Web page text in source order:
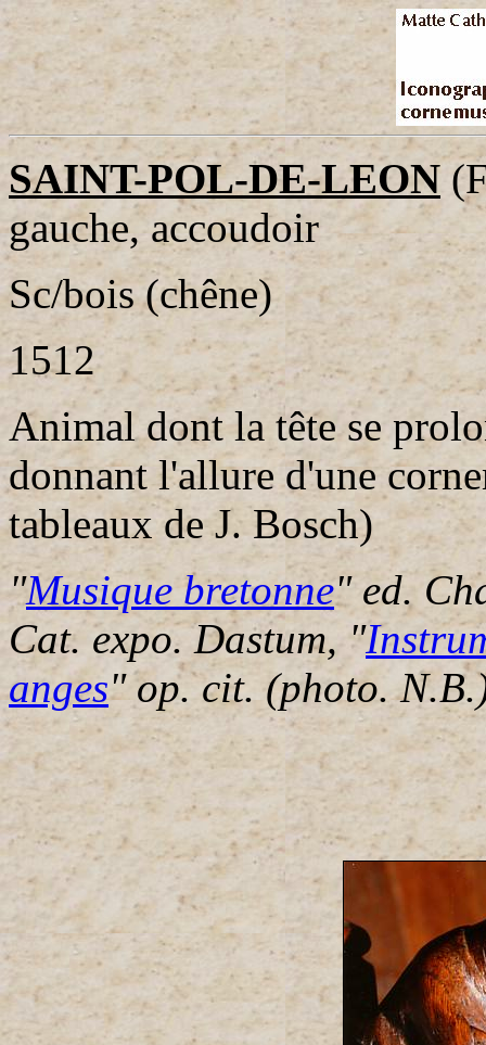
SAINT-POL-DE-LEON
gauche, accoudoir
Sc/bois (chêne)
1512
Animal dont la tête se
donnant l'allure d'une
tableaux de J. Bosch)
"Musique bretonne" ed.
Cat. expo. Dastum, "
anges" op. cit. (photo.